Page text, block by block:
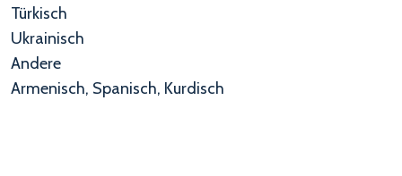
Türkisch
Ukrainisch
Andere
Armenisch, Spanisch, Kurdisch